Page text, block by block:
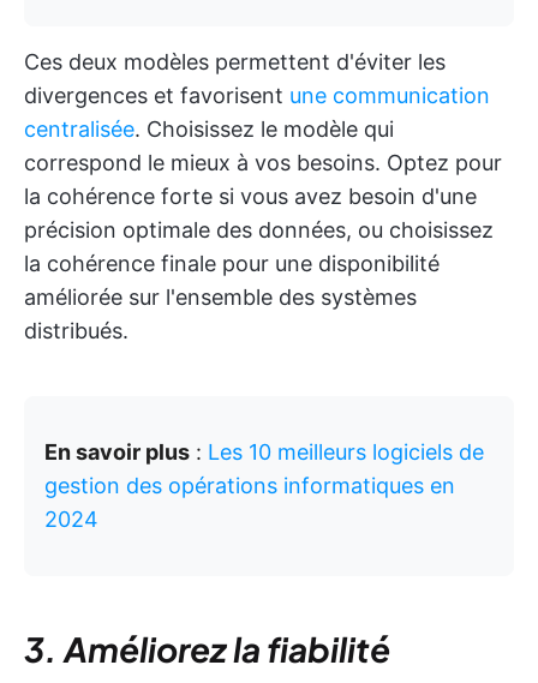
Ces deux modèles permettent d'éviter les
divergences et favorisent une communication
centralisée. Choisissez le modèle qui
correspond le mieux à vos besoins. Optez pour
la cohérence forte si vous avez besoin d'une
précision optimale des données, ou choisissez
la cohérence finale pour une disponibilité
améliorée sur l'ensemble des systèmes
distribués.
En savoir plus : Les 10 meilleurs logiciels de
gestion des opérations informatiques en
2024
3. Améliorez la fiabilité